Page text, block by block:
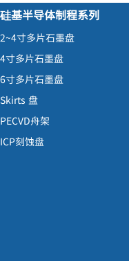
硅基半导体制程系列
2~4寸多片石墨盘
4寸多片石墨盘
6寸多片石墨盘
Skirts 盘
PECVD舟架
ICP刻蚀盘